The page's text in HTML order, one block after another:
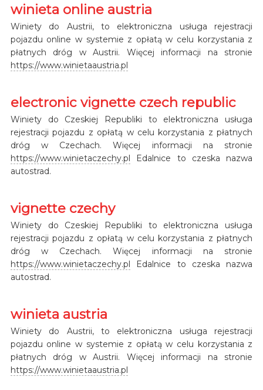
winieta online austria
Winiety do Austrii, to elektroniczna usługa rejestracji
pojazdu online w systemie z opłatą w celu korzystania z
płatnych dróg w Austrii. Więcej informacji na stronie
https://www.winietaaustria.pl
electronic vignette czech republic
Winiety do Czeskiej Republiki to elektroniczna usługa
rejestracji pojazdu z opłatą w celu korzystania z płatnych
dróg w Czechach. Więcej informacji na stronie
https://www.winietaczechy.pl Edalnice to czeska nazwa
autostrad.
vignette czechy
Winiety do Czeskiej Republiki to elektroniczna usługa
rejestracji pojazdu z opłatą w celu korzystania z płatnych
dróg w Czechach. Więcej informacji na stronie
https://www.winietaczechy.pl Edalnice to czeska nazwa
autostrad.
winieta austria
Winiety do Austrii, to elektroniczna usługa rejestracji
pojazdu online w systemie z opłatą w celu korzystania z
płatnych dróg w Austrii. Więcej informacji na stronie
https://www.winietaaustria.pl